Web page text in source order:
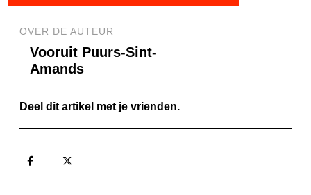
OVER DE AUTEUR
Vooruit Puurs-Sint-
Amands
Deel dit artikel met je vrienden.